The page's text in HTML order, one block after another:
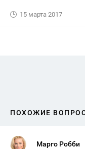
15 марта 2017
ПОХОЖИЕ
Марго Робби